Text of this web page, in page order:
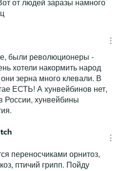
от людей заразы намного
были революционеры -
хотели накормить народ
зерна много клевали. В
ЕСТЬ! А хунвейбинов нет,
России, хунвейбины
переносчиками орнитоз,
птичий грипп. Пойду